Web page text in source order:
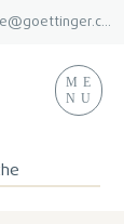
ME
NU
office@goettinger.com